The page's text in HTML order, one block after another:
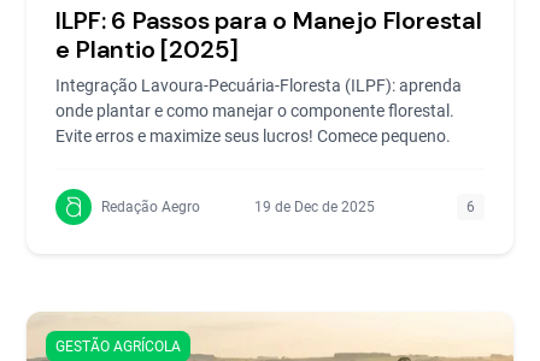
ILPF: 6 Passos para o Manejo Florestal
e Plantio [2025]
Integração Lavoura-Pecuária-Floresta (ILPF): aprenda
onde plantar e como manejar o componente florestal.
Evite erros e maximize seus lucros! Comece pequeno.
Redação Aegro 19 de Dec de 2025 6
GESTÃO AGRÍCOLA